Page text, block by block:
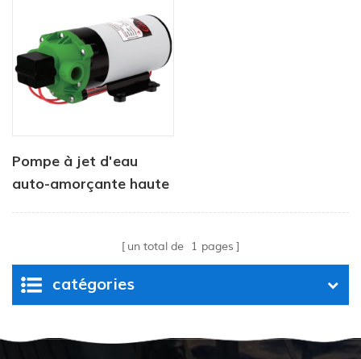
Pompe à jet d'eau
auto-amorçante haute
un total de 1 pages
catégories